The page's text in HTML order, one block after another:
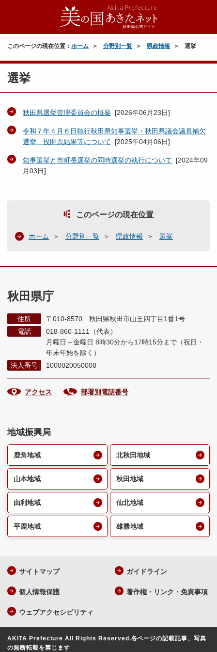
このページの現在位置： ホーム 分野別一覧 県政情報 選挙
選挙
秋田県選挙管理委員会の概要 [2026年06月23日]
令和７年４月６日執行秋田県知事選挙・秋田県議会議員補欠
選挙 投開票結果等について [2025年04月06日]
知事選挙と市町長選挙の同時選挙の執行について [2024年09
月03日]
このページの現在位置
ホーム 分野別一覧 県政情報 選挙
秋田県庁
住所
〒010-8570 秋田県秋田市山王四丁目1番1号
電話
018-860-1111（代表）
月曜日～金曜日 8時30分から17時15分まで （祝日・
年末年始を除く）
法人番号
1000020050008
アクセス 部署別電話番号
地域振興局
鹿角地域 北秋田地域
山本地域 秋田地域
由利地域 仙北地域
平鹿地域 雄勝地域
サイトマップ ガイドライン
個人情報保護 著作権・リンク・免責事項
ウェブアクセシビリティ
AKITA Prefecture All Rights Reserved.各ページの記載記事、写真
の無断転載を禁じます